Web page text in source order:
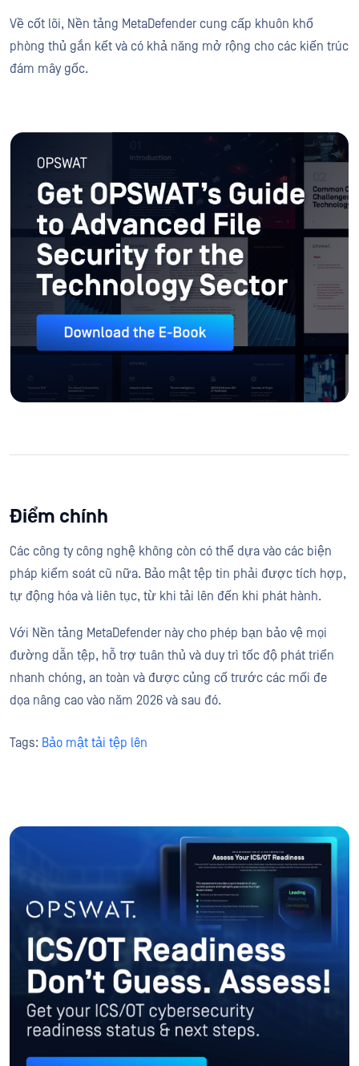
Về cốt lõi, Nền tảng MetaDefender cung cấp khuôn khổ
phòng thủ gắn kết và có khả năng mở rộng cho các kiến trúc
đám mây gốc.
Tải xuống Sách điện tử
Điểm chính
Các công ty công nghệ không còn có thể dựa vào các biện
pháp kiểm soát cũ nữa. Bảo mật tệp tin phải được tích hợp,
tự động hóa và liên tục, từ khi tải lên đến khi phát hành.
Với Nền tảng MetaDefender này cho phép bạn bảo vệ mọi
đường dẫn tệp, hỗ trợ tuân thủ và duy trì tốc độ phát triển
nhanh chóng, an toàn và được củng cố trước các mối đe
dọa nâng cao vào năm 2026 và sau đó.
Tags: Bảo mật tải tệp lên